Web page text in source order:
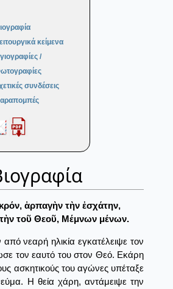
κείμενα
/
συνδέσεις
ἁρπαγὴν τὴν ἐσχάτην,
τοῦ Θεοῦ, Μέμνων μένων.
νεαρή ηλικία εγκατέλειψε τον
τον εαυτό του στον Θεό. Εκάρη
ασκητικούς του αγώνες υπέταξε
Η θεία χάρη, αντάμειψε την